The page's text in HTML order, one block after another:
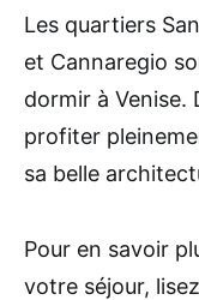
Les quartiers
et Cannaregio
dormir à Venise.
profiter
sa belle
Pour en savoir
votre séjour,